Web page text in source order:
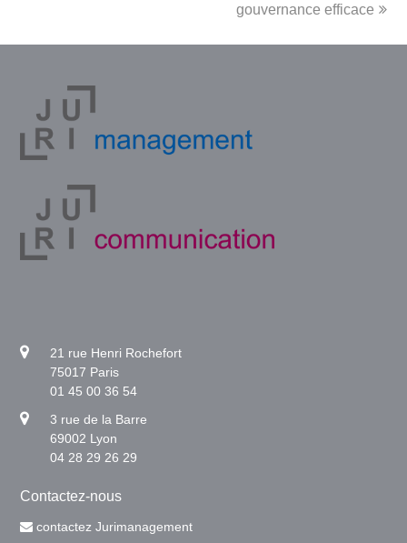
gouvernance efficace
21 rue Henri Rochefort
75017 Paris
01 45 00 36 54
3 rue de la Barre
69002 Lyon
04 28 29 26 29
Contactez-nous
contactez Jurimanagement